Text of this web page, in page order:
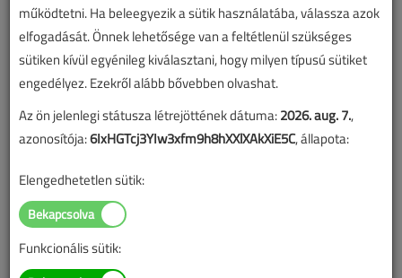
Lapszám:
TARTALOM
Eszközeink
Kompresszoros
nyomástartó,
távfelügyelettel
2024/3. lapszám
működtetni. Ha beleegyezik a sütik használatába, válassza azok
elfogadását. Önnek lehetősége van a feltétlenül szükséges
sütiken kívül egyénileg kiválasztani, hogy milyen típusú sütiket
engedélyez. Ezekről alább bővebben olvashat.
Az ön jelenlegi státusza létrejöttének dátuma:2026. aug. 7.,
azonosítója:6IxHGTcj3YIw3xfm9h8hXXlXAkXiE5C, állapota:
Elengedhetetlen sütik:
Funkcionális sütik: